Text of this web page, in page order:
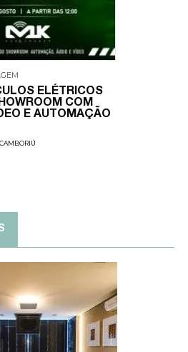
ELÉTRICOS
COM
E AUTOMAÇÃO